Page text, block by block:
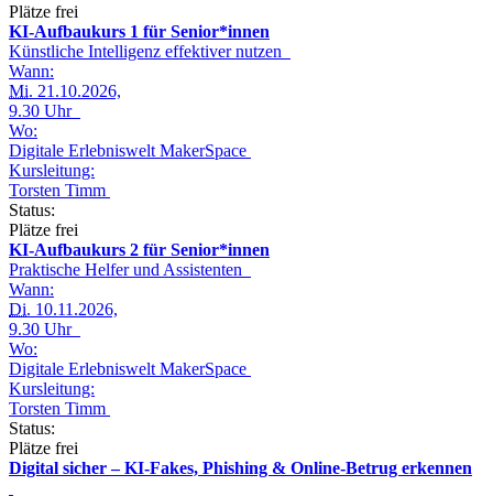
Plätze frei
KI-Aufbaukurs 1 für Senior*innen
Künstliche Intelligenz effektiver nutzen
Wann:
Mi. 21.10.2026,
9.30 Uhr
Wo:
Digitale Erlebniswelt MakerSpace
Kursleitung:
Torsten Timm
Status:
Plätze frei
KI-Aufbaukurs 2 für Senior*innen
Praktische Helfer und Assistenten
Wann:
Di. 10.11.2026,
9.30 Uhr
Wo:
Digitale Erlebniswelt MakerSpace
Kursleitung:
Torsten Timm
Status:
Plätze frei
Digital sicher – KI-Fakes, Phishing & Online-Betrug erkennen